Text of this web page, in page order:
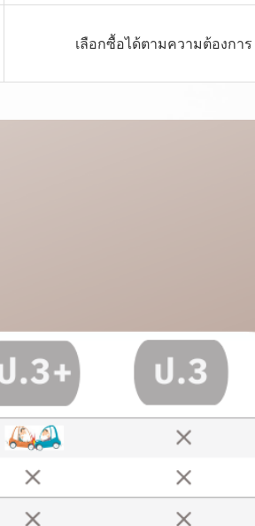
เลือกซื้อได้ตามความต้องการ